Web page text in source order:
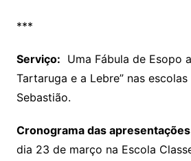
***
Serviço: Uma Fábula de Esopo
Tartaruga e a Lebre” nas
Sebastião.
Cronograma das
dia 23 de março na Escola